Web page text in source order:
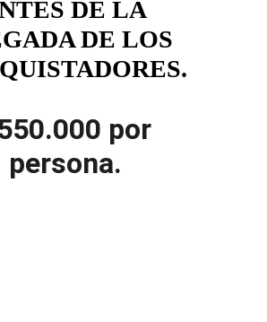
DE LA
DE LOS
por
persona.